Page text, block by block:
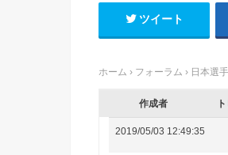
ツイート
ホーム › フォーラム › 日本選
作成者
2019/05/03 12:49:35